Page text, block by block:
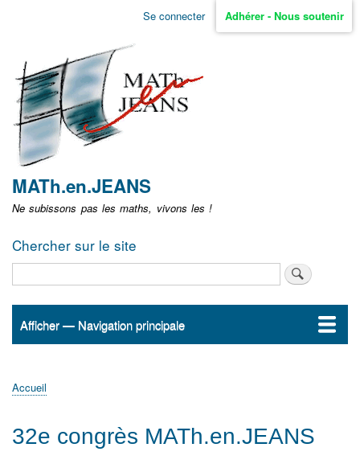
Aller
non
identifié
Se connecter Adhérer - Nous soutenir
MATh.en.JEANS
Ne subissons pas les maths, vivons les !
Chercher sur le site
Navigation
Afficher — Navigation principale
Accueil
ActualitésMATh.en.JEANS ?
Régions et Ateliers
Créer, gérer un atelier
Sujets/Publications
Congrès
d'Ariane
Accueil
32e congrès MATh.en.JEANS